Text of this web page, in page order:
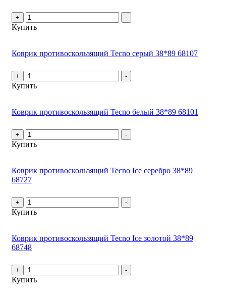
+ -
Купить
Коврик противоскользящий Tecno серый 38*89 68107
+ -
Купить
Коврик противоскользящий Tecno белый 38*89 68101
+ -
Купить
Коврик противоскользящий Tecno Ice серебро 38*89
68727
+ -
Купить
Коврик противоскользящий Tecno Ice золотой 38*89
68748
+ -
Купить